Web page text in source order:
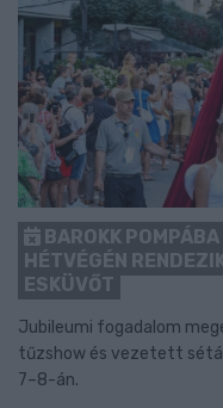
BAROKK
HÉTVÉGÉN
ESKÜVŐT
Jubileumi fogadalom
tűzshow és vezetett
7–8-án.